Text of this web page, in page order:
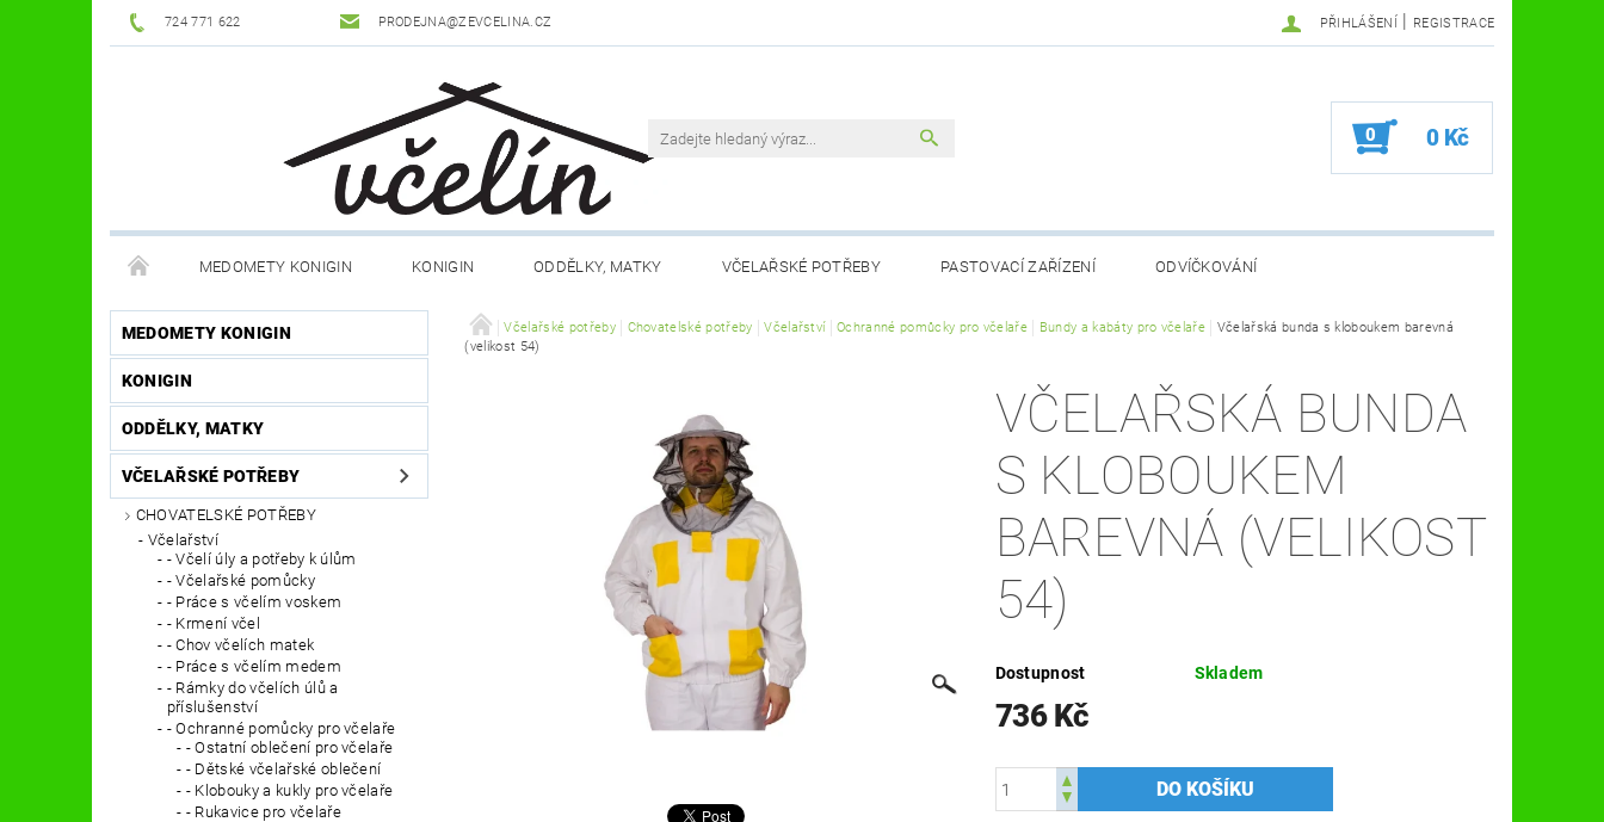
724 771 622 PRODEJNA@ZEVCELINA.CZ PŘIHLÁŠENÍ | REGISTRACE
0 0 Kč
MEDOMETY KONIGIN KONIGIN ODDĚLKY, MATKY VČELAŘSKÉ POTŘEBY PASTOVACÍ ZAŘÍZENÍ ODVÍČKOVÁNÍ
POTŘEBY K ÚLŮM OCHRANNÉ POMŮCKY VČELAŘSKÁ LITERATURA VČELÍ PRODUKTY MEDY FÉROVA VČELÍ FARMA KOSMETIKA A ZDRAVÍ
DŮM A ZAHRADA CHOV MATEK VČELAŘSKÉ POMŮCKY
OSTATNÍ POMŮCKY NOVINKY KONTAKTY
MEDOMETY KONIGIN
KONIGIN
ODDĚLKY, MATKY
VČELAŘSKÉ POTŘEBY
CHOVATELSKÉ POTŘEBY
Včelařství
- Včelí úly a potřeby k úlům
- Včelařské pomůcky
- Práce s včelím voskem
- Krmení včel
- Chov včelích matek
- Práce s včelím medem
- Rámky do včelích úlů a
příslušenství
- Ochranné pomůcky pro včelaře
- Ostatní oblečení pro včelaře
- Dětské včelařské oblečení
- Klobouky a kukly pro včelaře
- Rukavice pro včelaře
Včelařské potřeby Chovatelské potřeby Včelařství Ochranné pomůcky pro včelaře Bundy a kabáty pro včelaře
Včelařská bunda s kloboukem barevná
(velikost 54)
VČELAŘSKÁ BUNDA
S KLOBOUKEM
BAREVNÁ (VELIKOST
54)
Dostupnost Skladem
736 Kč